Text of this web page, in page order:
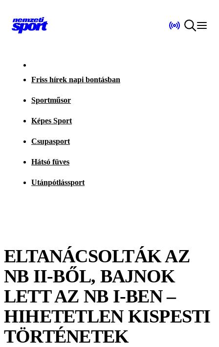
Friss hírek napi bontásban
Sportműsor
Képes Sport
Csupasport
Hátsó füves
Utánpótlássport
ELTANÁCSOLTÁK AZ
NB II-BŐL, BAJNOK
LETT AZ NB I-BEN –
HIHETETLEN KISPESTI
TÖRTÉNETEK